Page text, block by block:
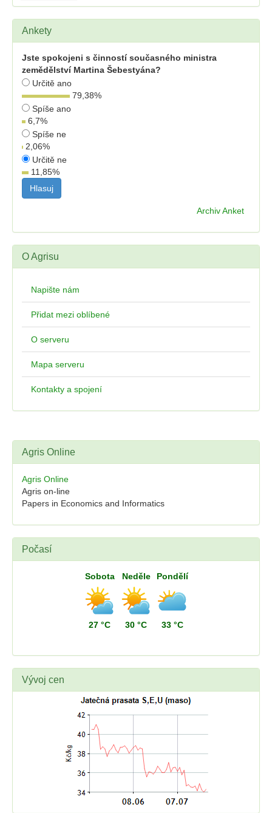
Ankety
Jste spokojeni s činností současného ministra
zemědělství Martina Šebestyána?
Určitě ano
79,38%
Spíše ano
6,7%
Spíše ne
2,06%
Určitě ne
11,85%
Archiv Anket
O Agrisu
Napište nám
Přidat mezi oblíbené
O serveru
Mapa serveru
Kontakty a spojení
Agris Online
Agris Online
Agris on-line
Papers in Economics and Informatics
Počasí
Sobota
27 °C
Neděle
30 °C
Pondělí
33 °C
Vývoj cen